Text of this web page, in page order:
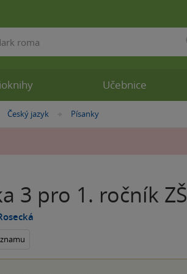
»
Český jazyk »Písanky
3 pro 1. ročník ZŠ
Učebnice